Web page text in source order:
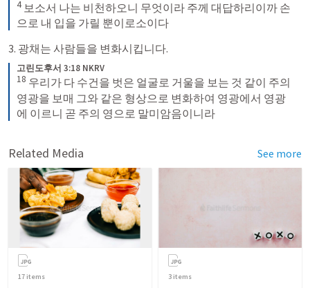
4 보소서 나는 비천하오니 무엇이라 주께 대답하리이까 손
으로 내 입을 가릴 뿐이로소이다
3. 광채는 사람들을 변화시킵니다.
고린도후서 3:18 NKRV
18 우리가 다 수건을 벗은 얼굴로 거울을 보는 것 같이 주의
영광을 보매 그와 같은 형상으로 변화하여 영광에서 영광
에 이르니 곧 주의 영으로 말미암음이니라
Related Media See more
17 items 3 items